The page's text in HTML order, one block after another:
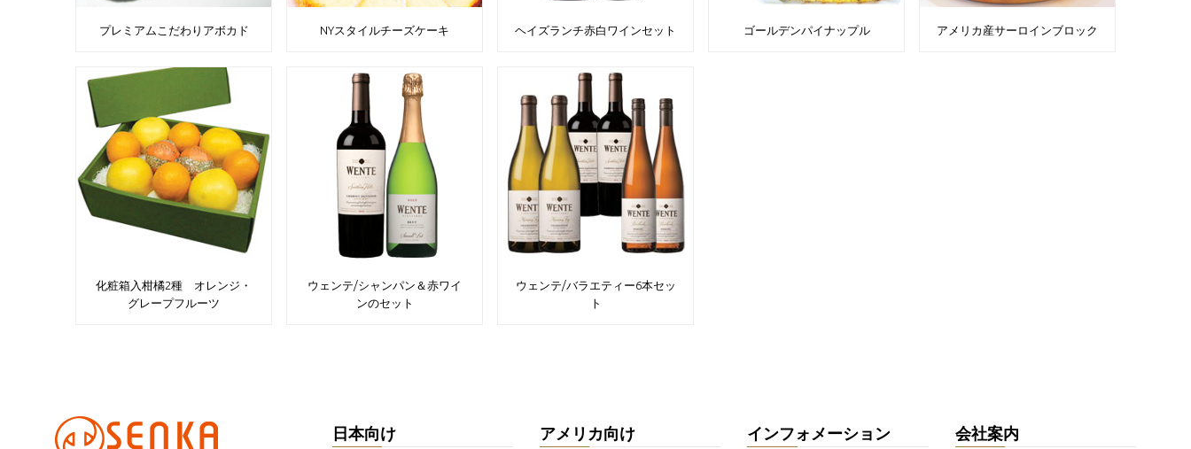
プレミアムこだわりアボカド NYスタイルチーズケーキ ヘイズランチ赤白ワインセット ゴールデンパイナップル アメリカ産サーロインブロック
化粧箱入柑橘2種 オレンジ・
グレープフルーツ
ウェンテ/シャンパン＆赤ワイ
ンのセット
ウェンテ/バラエティー6本セッ
ト
日本向け アメリカ向け インフォメーション 会社案内